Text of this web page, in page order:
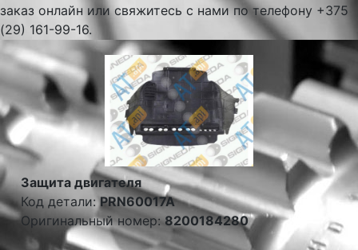
заказ онлайн или свяжитесь с нами по телефону +375
(29) 161-99-16.
Защита двигателя
Код детали:PRN60017A
Оригинальный номер:8200184280